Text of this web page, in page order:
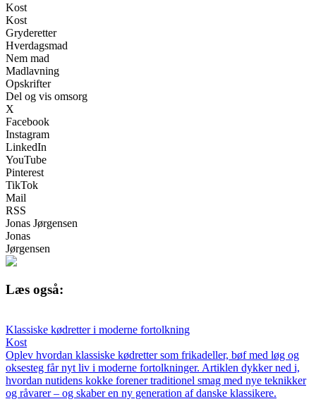
Kost
Kost
Gryderetter
Hverdagsmad
Nem mad
Madlavning
Opskrifter
Del og vis omsorg
X
Facebook
Instagram
LinkedIn
YouTube
Pinterest
TikTok
Mail
RSS
Jonas Jørgensen
Jonas
Jørgensen
Læs også:
Klassiske kødretter i moderne fortolkning
Kost
Oplev hvordan klassiske kødretter som frikadeller, bøf med løg og
oksesteg får nyt liv i moderne fortolkninger. Artiklen dykker ned i,
hvordan nutidens kokke forener traditionel smag med nye teknikker
og råvarer – og skaber en ny generation af danske klassikere.